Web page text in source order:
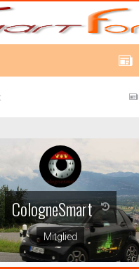
CologneSmart
Mitglied